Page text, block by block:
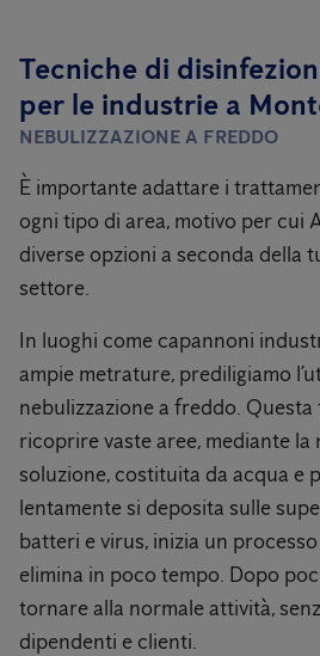
Tecniche di
per le industrie a
NEBULIZZAZIONE A FREDDO
È importante adattare i
ogni tipo di area, motivo per cui
diverse opzioni a seconda della
settore.
In luoghi come capannoni
ampie metrature, prediligiamo
nebulizzazione a freddo.
ricoprire vaste aree, mediante la
soluzione, costituita da acqua e
lentamente si deposita sulle
batteri e virus, inizia un
elimina in poco tempo. Dopo
tornare alla normale attività,
dipendenti e clienti.